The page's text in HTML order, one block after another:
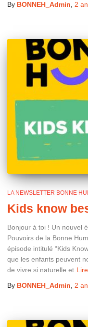
By BONNEH_Admin, 2
LA NEWSLETTER BONNE
Kids know
Bonjour à toi ! Un nouvel
Pouvoirs de la Bonne
épisode intitulé “Kids
que les enfants peuvent
de vivre si naturelle et
By BONNEH_Admin 2